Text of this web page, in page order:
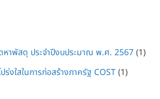
หาพัสดุ ประจำปีงบประมาณ พ.ศ. 2567(1)
ร่งใสในการก่อสร้างภาครัฐ COST(1)